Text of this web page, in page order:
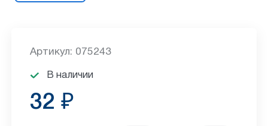
Артикул: 075243
В наличии
32 ₽